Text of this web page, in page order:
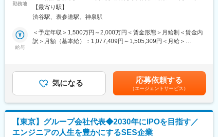
対し、商習慣やリテラシーの壁を乗り越えた”自然と使われる”“現
場にとってなくてはならない”プロダクトでの本質的な変革に挑ん
・医療・介護の構造課題は日本特有のものではなく、世界中が少
子高齢化に直面するこれからの時代において、ますます普遍性を
ービス設計・実行まで、自らの手で事業と組織をゼロから形作る
「創業フェーズ」の経験を得ることができます。
変更の範囲：会社の定める業務
て、組織と事業の非連続な成長を牽引する。
当社はAI×DX領域で急成長を続け、2024年5月にグロース市場へ
上場を果たした売上140億超・780名超規模のテックカンパニーで
す。 ここからさらに「1,000億円企業」を目指すにあたり、管理
求めるのは「経営の意思決定に関与できる参謀」です。 CEOや事
業側役員と対等な視点で議論し、組織全体を俯瞰して最適解を導
CEOおよび事業側役員のパートナーとして、企業運営全般（ヒ
ト・モノ・カネ・情報）の最適化と最大化を担います。
勤務地
煙変更の範囲：会社の定める事業所（リモートワーク含む）
【最寄り駅】
渋谷駅、表参道駅、神泉駅
給与
＜予定年収＞1,500万円～2,000万円＜賃金形態＞月給制＜賃金内
訳＞月額（基本給）：1,077,409円～1,505,309円＜月給＞
までも目安の金額であり、選考を通じて上下する可能性がありま
す。月給(月額)は固定手当を含めた表記です。
気になる 応募依頼する
（エージェントサービス）
【東京】グループ会社代表◆2030年にIPOを目指す／
エンジニアの人生を豊かにするSES企業